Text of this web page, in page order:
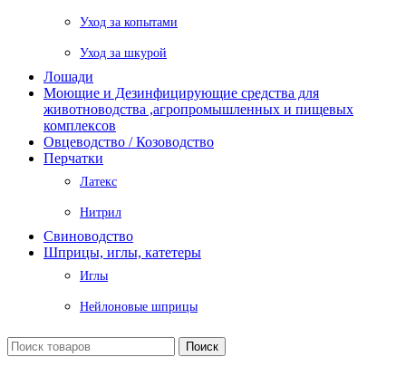
Уход за копытами
Уход за шкурой
Лошади
Моющие и Дезинфицирующие средства для
животноводства ,агропромышленных и пищевых
комплексов
Овцеводство / Козоводство
Перчатки
Латекс
Нитрил
Свиноводство
Шприцы, иглы, катетеры
Иглы
Нейлоновые шприцы
Поиск